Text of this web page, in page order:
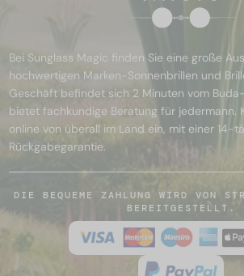
Bei Sunglass Magic finden Sie eine große
hochwertigen Marken-Sonnenbrillen und
Geschäft befindet sich 2 Minuten vom
bietet fachkundige Beratung für jedermann.
online von überall im Land ein, mit einer 14-
Rückgabegarantie.
DIE BEQUEME ZAHLUNG WIRD VON
BEREITGESTELLT.